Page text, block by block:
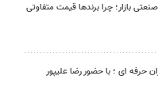
بازار؛ چرا برندها قیمت متفاوتی
حرفه ای ؛ با حضور رضا علیپور